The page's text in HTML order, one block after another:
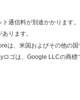
通信料が別途かかります。
ります。
は、米国およびその他の国
ゴは、Google LLCの商標